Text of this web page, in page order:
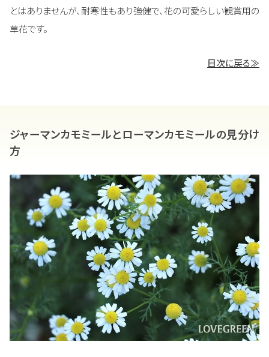
とはありませんが、耐寒性もあり強健で、花の可愛らしい観賞用の
草花です。
目次に戻る≫
ジャーマンカモミールとローマンカモミールの見分け
方